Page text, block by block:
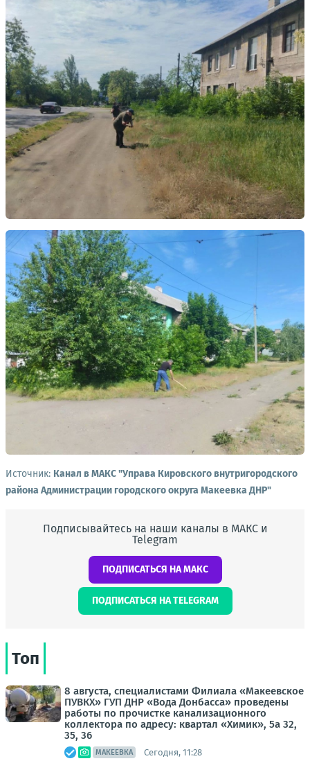
Источник: Канал в МАКС "Управа Кировского внутригородского
района Администрации городского округа Макеевка ДНР"
Подписывайтесь на наши каналы в МАКС и
Telegram
ПОДПИСАТЬСЯ НА МАКС
ПОДПИСАТЬСЯ НА TELEGRAM
Топ
8 августа, специалистами Филиала «Макеевское
ПУВКХ» ГУП ДНР «Вода Донбасса» проведены
работы по прочистке канализационного
коллектора по адресу: квартал «Химик», 5а 32,
35, 36
МАКЕЕВКА Сегодня, 11:28